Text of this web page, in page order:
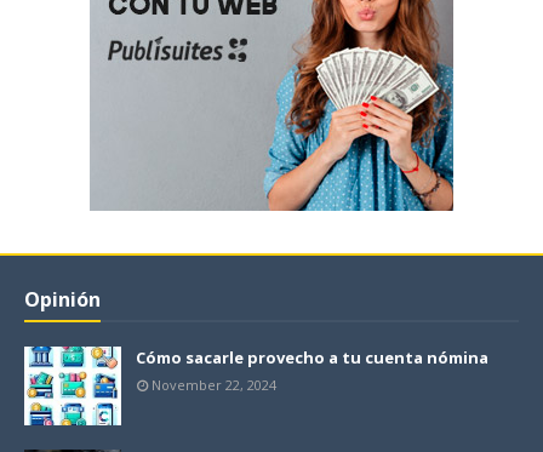
Opinión
Cómo sacarle provecho a tu cuenta nómina
November 22, 2024